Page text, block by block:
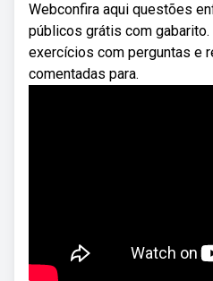
Webconfira aqui questões
públicos grátis com
exercícios com perguntas e
comentadas para.